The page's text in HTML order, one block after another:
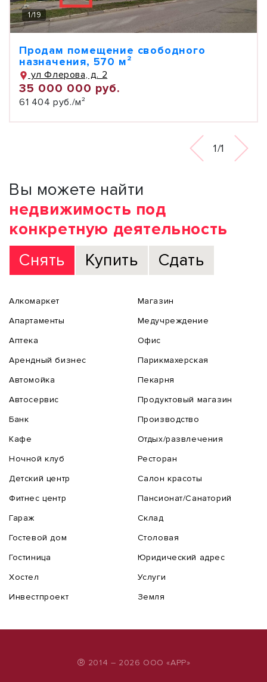
1/19
Продам помещение свободного
назначения, 570 м²
ул Флерова, д. 2
35 000 000 руб.
61 404 руб./м²
1/1
Вы можете найти
недвижимость под
конкретную деятельность
Снять
Купить Сдать
Алкомаркет
Апартаменты
Аптека
Арендный бизнес
Автомойка
Автосервис
Банк
Кафе
Ночной клуб
Детский центр
Фитнес центр
Гараж
Гостевой дом
Гостиница
Хостел
Инвестпроект
Магазин
Медучреждение
Офис
Парикмахерская
Пекарня
Продуктовый магазин
Производство
Отдых/развлечения
Ресторан
Салон красоты
Пансионат/Санаторий
Склад
Столовая
Юридический адрес
Услуги
Земля
® 2014 – 2026 ООО «АРР»